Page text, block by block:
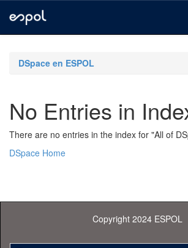
navigationDSpace en ESPOL
No Entries in
There are no entries in the index for "All of
DSpace Home
Copyright 2024 ESPOL